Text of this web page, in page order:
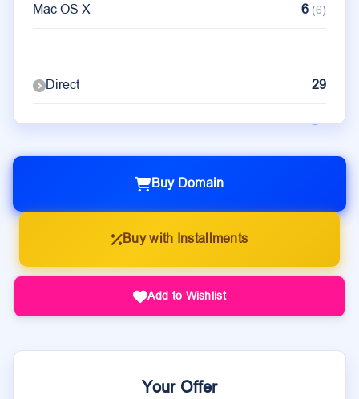
Mac OS X 6 (6)
Direct 29
Buy Domain
Buy with Installments
Add to Wishlist
Your Offer